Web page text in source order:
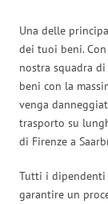
Una delle
dei tuoi beni.
nostra squadra
beni con la
venga
trasporto su
di Firenze a
Tutti i dipendenti
garantire un